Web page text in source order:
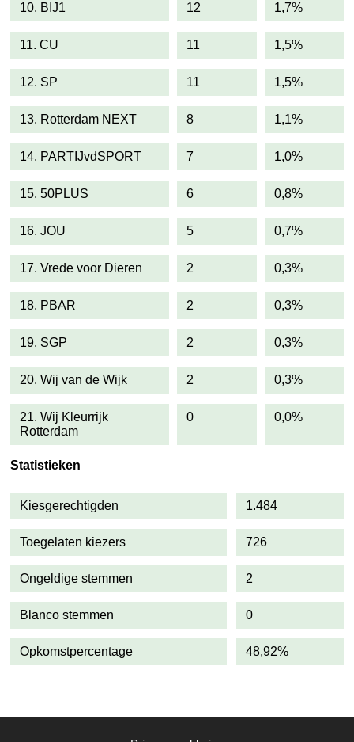
10. BIJ1 12 1,7%
11. CU 11 1,5%
12. SP 11 1,5%
13. Rotterdam NEXT 8 1,1%
14. PARTIJvdSPORT 7 1,0%
15. 50PLUS 6 0,8%
16. JOU 5 0,7%
17. Vrede voor Dieren 2 0,3%
18. PBAR 2 0,3%
19. SGP 2 0,3%
20. Wij van de Wijk 2 0,3%
21. Wij Kleurrijk
Rotterdam
0 0,0%
Statistieken
Kiesgerechtigden 1.484
Toegelaten kiezers 726
Ongeldige stemmen 2
Blanco stemmen 0
Opkomstpercentage 48,92%